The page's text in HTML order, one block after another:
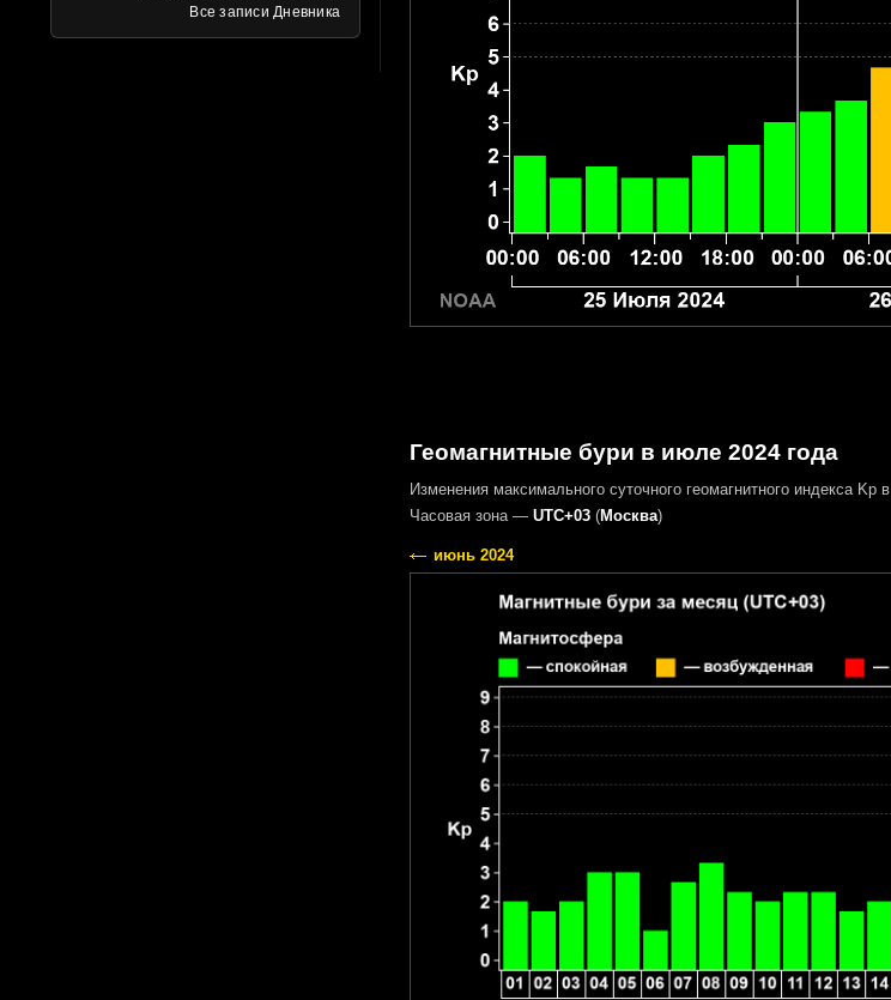
Все записи Дневника
Геомагнитные бури в июле 2024 года
Изменения максимального суточного геомагнитного индекса Kp в
Часовая зона — UTC+03(Москва)
июнь 2024